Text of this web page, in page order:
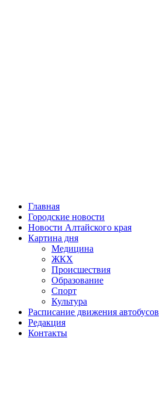
Главная
Городские новости
Новости Алтайского края
Картина дня
Медицина
ЖКХ
Происшествия
Образование
Спорт
Культура
Расписание движения автобусов
Редакция
Контакты